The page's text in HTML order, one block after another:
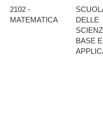
2102 -
MATEMATICA
DELLE
BASE E